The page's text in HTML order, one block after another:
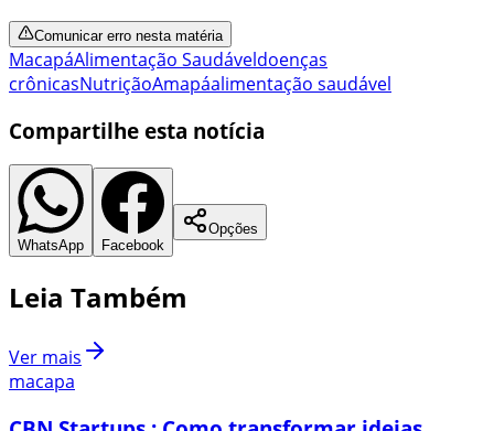
Comunicar erro nesta matéria
MacapáAlimentação Saudáveldoenças
crônicasNutriçãoAmapáalimentação saudável
Compartilhe esta notícia
WhatsApp Facebook
Opções
Leia Também
Ver mais
macapa